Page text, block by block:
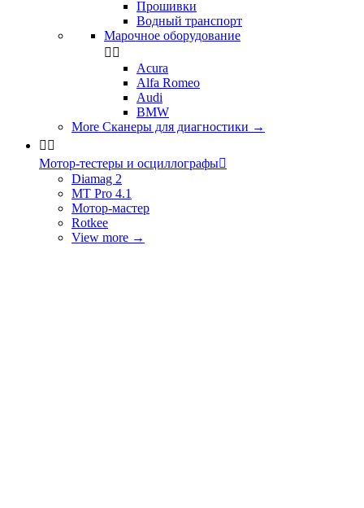
Прошивки
Водный транспорт
Марочное оборудование
 
Acura
Alfa Romeo
Audi
BMW
More Сканеры для диагностики →
 
Мотор-тестеры и осциллографы
Diamag 2
MT Pro 4.1
Мотор-мастер
Rotkee
View more →